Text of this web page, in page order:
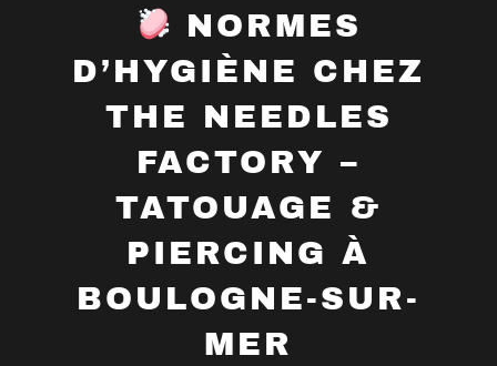
NORMES
D’HYGIÈNE CHEZ
THE NEEDLES
FACTORY –
TATOUAGE &
PIERCING À
BOULOGNE-SUR-
MER